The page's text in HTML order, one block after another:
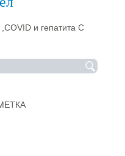
и гепатита С